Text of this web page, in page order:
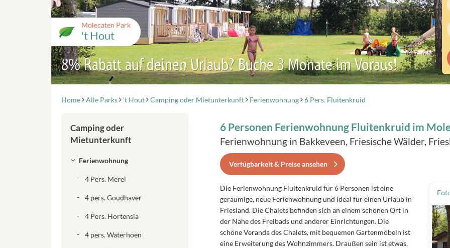
Molecaten Park
't Hout
8% Rabatt auf deinen Urlaub? Buche 3 Monate im Voraus!
Home Alle Parks 't Hout Camping oder Mietunterkunft Ferienwohnung 6 Pers. Fluitenkruid
6 Personen Ferienwohnung Fluitenkruid im
Ferienwohnung in Bakkeveen, Friesische Wälder,
Verfügbarkeit & Preise ansehen
Die Ferienwohnung Fluitenkruid für 6 Personen ist eine
geräumige, neue Ferienwohnung und ideal für einen Urlaub in
Friesland. Die Chalets befinden sich an einem schönen Ort in
der Nähe des Freibads und anderer Einrichtungen. Die
schöne Veranda des Chalets, mit bequemen Gartenmöbeln ist
eine Erweiterung des Wohnzimmers. Draußen sein ist etwas,
Camping oder
Mietunterkunft
Ferienwohnung
4 Pers. Merel
4 pers. Goudhaver
4 Pers. Hortensia
4 pers. Waterhoen